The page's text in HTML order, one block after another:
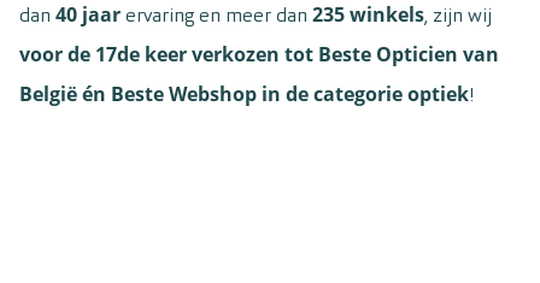
dan 40 jaar ervaring en meer dan 235winkels, zijn wij
voor de 17de keer verkozen tot Beste Opticien van
België én Beste Webshop in de categorie optiek!